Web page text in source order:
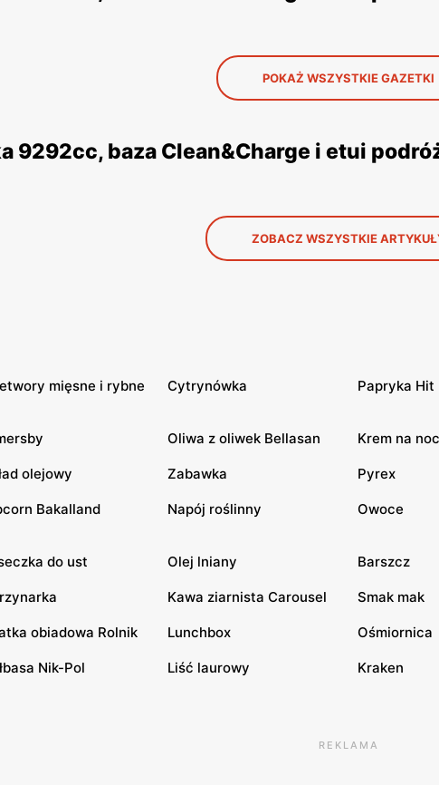
POKAŻ WSZYSTKIE GAZETKI
9292cc, baza Clean&Charge i etui
ZOBACZ WSZYSTKIE
mięsne i rybne Cytrynówka Papryka Hit
Oliwa z oliwek Bellasan Krem na noc
olejowy Zabawka Pyrex
Bakalland Napój roślinny Owoce
do ust Olej lniany Barszcz
Kawa ziarnista Carousel Smak mak
obiadowa Rolnik Lunchbox Ośmiornica
Nik-Pol Liść laurowy Kraken
REKLAMA